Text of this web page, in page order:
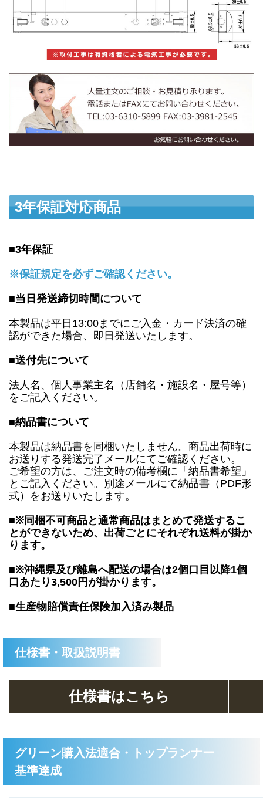
3年保証対応商品
■3年保証
※保証規定を必ずご確認ください。
■当日発送締切時間について
本製品は平日13:00までにご入金・カード決済の確
認ができた場合、即日発送いたします。
■送付先について
法人名、個人事業主名（店舗名・施設名・屋号等）
をご記入ください。
■納品書について
本製品は納品書を同梱いたしません。商品出荷時に
お送りする発送完了メールにてご確認ください。
ご希望の方は、ご注文時の備考欄に「納品書希望」
とご記入ください。別途メールにて納品書（PDF形
式）をお送りいたします。
■※同梱不可商品と通常商品はまとめて発送するこ
とができないため、出荷ごとにそれぞれ送料が掛か
ります。
■※沖縄県及び離島へ配送の場合は2個口目以降1個
口あたり3,500円が掛かります。
■生産物賠償責任保険加入済み製品
仕様書・取扱説明書
仕様書はこちら
グリーン購入法適合・トップランナー
基準達成